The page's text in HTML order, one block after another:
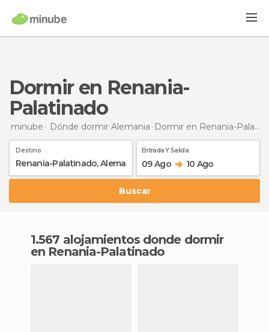
Dormir en Renania-
Palatinado
minube Dónde dormir Alemania Dormir en Renania-Palatinado
Destino Entrada Y Salida
09 Ago 10 Ago
Buscar
1.567 alojamientos donde dormir
en Renania-Palatinado